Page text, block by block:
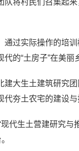
将村民们召集起
过实际操作的培
的“土房子”在美丽
大生土建筑研究
夯土农宅的建设与
代生土营建研究与